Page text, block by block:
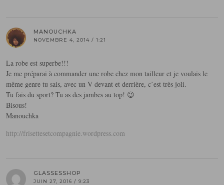
MANOUCHKA
NOVEMBRE 4, 2014 / 1:21
La robe est superbe!!!
Je me préparai à commander une robe chez mon tailleur et je voulais le
même genre tu sais, avec un V devant et derrière, c’est très joli.
Tu fais du sport? Tu as des jambes au top! 😉
Bisous!
Manouchka
http://frisettesetcompagnie.wordpress.com
GLASSESSHOP
JUIN 27, 2016 / 9:23